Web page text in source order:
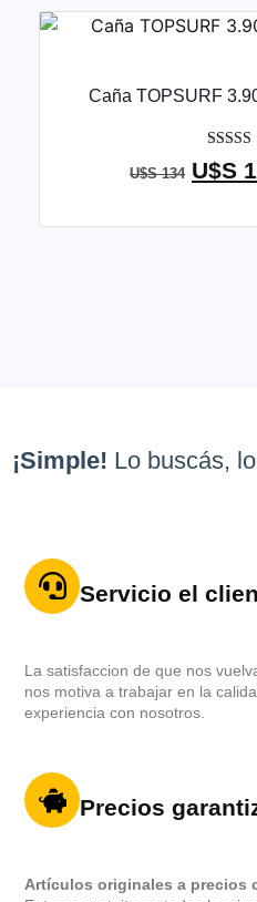
Caña TOPSURF
U$S134 U$S
¡Simple! Lo buscás,
Servicio el
La satisfaccion de que nos
nos motiva a trabajar en la
experiencia con nosotros.
Precios
Artículos originales a precios